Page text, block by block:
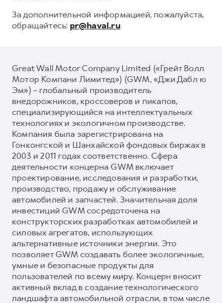
За дополнительной информацией, пожалуйста,
обращайтесь: pr@haval.ru
Great Wall Motor Company Limited («Грейт Волл
Мотор Компани Лимитед») (GWM, «Джи Дабл ю
Эм») – глобальный производитель
внедорожников, кроссоверов и пикапов,
специализирующийся на интеллектуальных
технологиях и экологичном производстве.
Компания была зарегистрирована на
Гонконгской и Шанхайской фондовых биржах в
2003 и 2011 годах соответственно. Сфера
деятельности концерна GWM включает
проектирование, исследования и разработки,
производство, продажу и обслуживание
автомобилей и запчастей. Значительная доля
инвестиций GWM сосредоточена на
конструкторских разработках автомобилей и
силовых агрегатов, использующих
альтернативные источники энергии. Это
позволяет GWM создавать более экологичные,
умные и безопасные продукты для
пользователей по всему миру. Концерн вносит
активный вклад в создание технологического
ландшафта автомобильной отрасли, в том числе